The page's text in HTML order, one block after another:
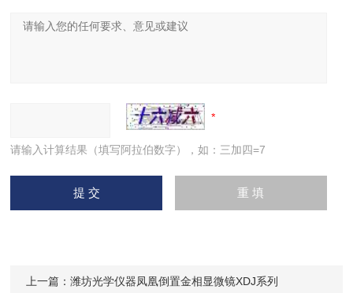
请输入计算结果（填写阿拉伯数字），如：三加四=7
上一篇：潍坊光学仪器凤凰倒置金相显微镜XDJ系列